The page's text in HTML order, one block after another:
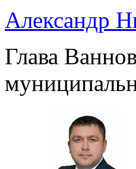
Александр
Глава